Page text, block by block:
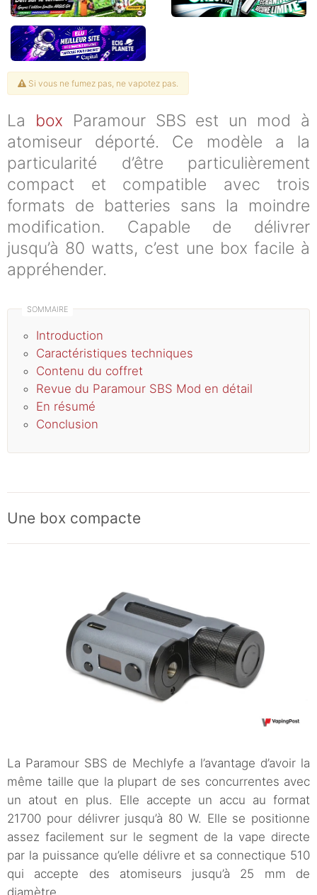
Si vous ne fumez pas, ne vapotez pas.
La box Paramour SBS est un mod à
atomiseur déporté. Ce modèle a la
particularité d’être particulièrement
compact et compatible avec trois
formats de batteries sans la moindre
modification. Capable de délivrer
jusqu’à 80 watts, c’est une box facile à
appréhender.
Introduction
Caractéristiques techniques
Contenu du coffret
Revue du Paramour SBS Mod en détail
En résumé
Conclusion
Une box compacte
La Paramour SBS de Mechlyfe a l’avantage d’avoir la
même taille que la plupart de ses concurrentes avec
un atout en plus. Elle accepte un accu au format
21700 pour délivrer jusqu’à 80 W. Elle se positionne
assez facilement sur le segment de la vape directe
par la puissance qu’elle délivre et sa connectique 510
qui accepte des atomiseurs jusqu’à 25 mm de